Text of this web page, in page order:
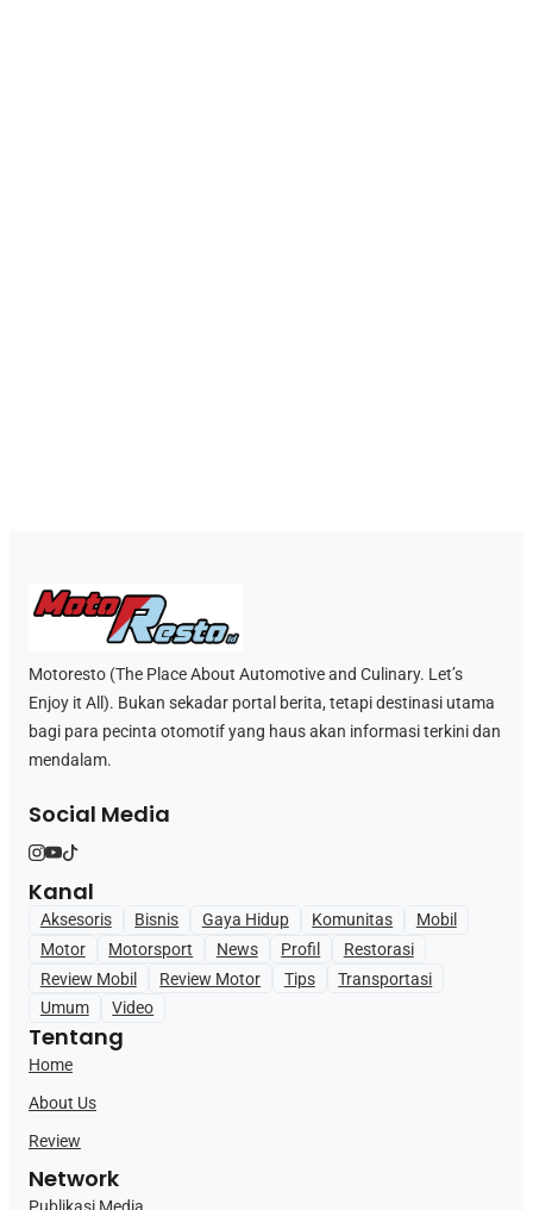
Motoresto (The Place About Automotive and Culinary. Let’s
Enjoy it All). Bukan sekadar portal berita, tetapi destinasi utama
bagi para pecinta otomotif yang haus akan informasi terkini dan
mendalam.
Social Media
Kanal
Aksesoris Bisnis Gaya Hidup Komunitas
Mobil
Motor
Motorsport News Profil
Restorasi
Review Mobil
Review Motor Tips
Transportasi
Umum
Video
Tentang
Home
About Us
Review
Network